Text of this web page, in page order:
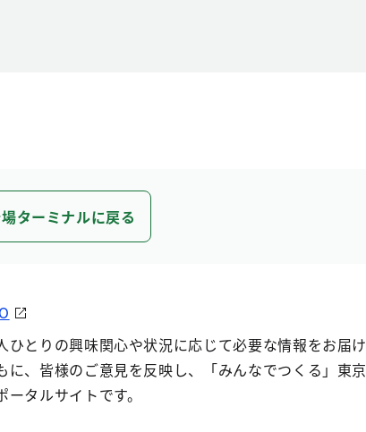
ターミナルに戻る
ひとりの興味関心や状況に応じて必要な情報をお届け
に、皆様のご意見を反映し、「みんなでつくる」東京
ータルサイトです。